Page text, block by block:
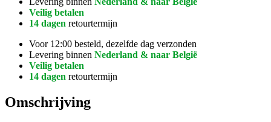
Veilig betalen
14 dagen retourtermijn
Voor 12:00 besteld, dezelfde dag verzonden
Levering binnen Nederland & naar België
Veilig betalen
14 dagen retourtermijn
Omschrijving